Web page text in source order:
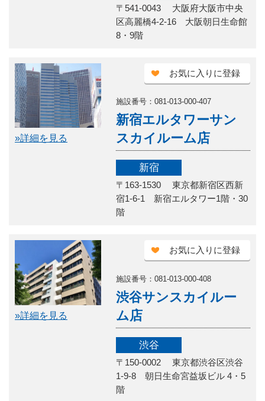
〒541-0043 大阪府大阪市中央
区高麗橋4-2-16 大阪朝日生命館
8・9階
»詳細を見る
施設番号：081-013-000-407
お気に入りに登録
新宿エルタワーサン
スカイルーム店
新宿
〒163-1530 東京都新宿区西新
宿1-6-1 新宿エルタワー1階・30
階
»詳細を見る
施設番号：081-013-000-408
お気に入りに登録
渋谷サンスカイルー
ム店
渋谷
〒150-0002 東京都渋谷区渋谷
1-9-8 朝日生命宮益坂ビル 4・5
階